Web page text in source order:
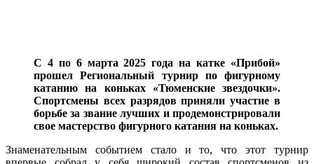
С 4 по 6 марта 2025 года на катке «Прибой»
прошел Региональный турнир по фигурному
катанию на коньках «Тюменские звездочки».
Спортсмены всех разрядов приняли участие в
борьбе за звание лучших и продемонстрировали
свое мастерство фигурного катания на коньках.
Знаменательным событием стало и то, что этот турнир